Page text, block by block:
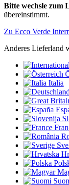
Bitte wechsle zum
übereinstimmt.
Zu Ecco Verde
Anderes Lieferland
Italia